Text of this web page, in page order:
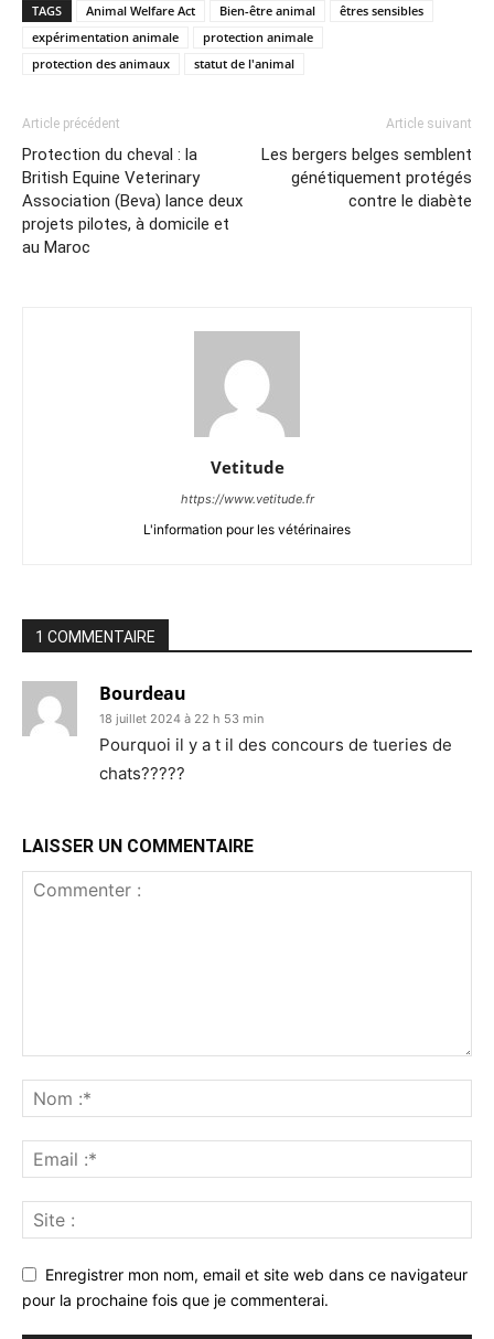
TAGS Animal Welfare Act Bien-être animal
êtres sensibles
expérimentation animale
protection animale
protection des animaux
statut de l'animal
Article précédent
Protection du cheval : la
British Equine Veterinary
Association (Beva) lance deux
projets pilotes, à domicile et
au Maroc
Article suivant
Les bergers belges semblent
génétiquement protégés
contre le diabète
Vetitude
https://www.vetitude.fr
L'information pour les vétérinaires
1 COMMENTAIRE
Bourdeau
18 juillet 2024 à 22 h 53 min
Pourquoi il y a t il des concours de tueries de
chats?????
LAISSER UN COMMENTAIRE
Enregistrer mon nom, email et site web dans ce navigateur
pour la prochaine fois que je commenterai.